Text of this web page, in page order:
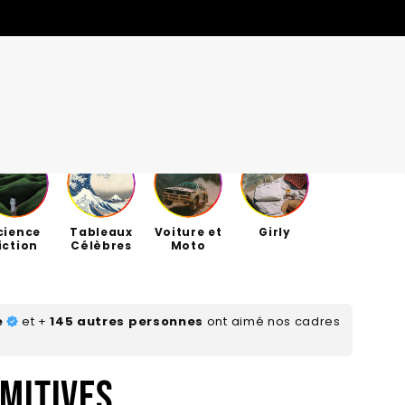
ça vient de
QUANTITÉS LIMITÉES
ça vient de
QUANTITÉS LIMITÉES
Tableaux
Célèbres
Voiture et
Moto
Girly
et +145 autres personnes ont aimé nos cadres